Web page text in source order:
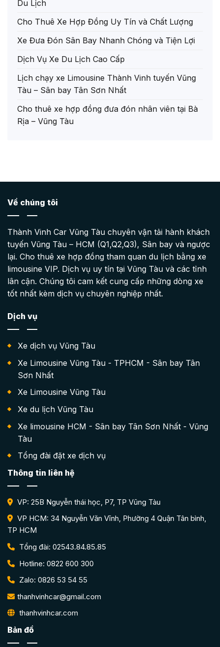
Du Lịch
Cho Thuê Xe Hợp Đồng Uy Tín và Chất Lượng
Xe Đưa Đón Sân Bay Nhanh Chóng và Tiện Lợi
Dịch Vụ Xe Du Lịch Cao Cấp
Lịch chạy xe Limousine Thành Vinh tuyến Vũng
Tàu – Sân bay Tân Sơn Nhất
Cho thuê xe hợp đồng đưa đón nhân viên tại Bà
Rịa – Vũng Tàu
Về chúng tôi
Thành Vinh Car Vũng Tàu chuyên vận tải hành khách
tuyến Vũng Tàu – HCM (Q1,Q2,Q3), Sân bay và ngược
lại. Cho thuê xe hợp đồng tham quan du lịch bằng xe
limousine VIP. Dịch vụ uy tín tại Vũng Tàu và các tỉnh
lân cận. Chúng tôi cam kết cung cấp những dòng xe
tốt nhất kèm dịch vụ chuyên nghiệp nhất.
Dịch vụ
Xe dịch vụ Vũng Tàu
Xe Limousine Vũng Tàu - TPHCM - Sân bay Tân
Sơn Nhất
Xe Limousine Vũng Tàu
Xe du lịch Vũng Tàu
Xe limousine HCM - Sân bay Tân Sơn Nhất - Vũng
Tàu
Tổng đài đặt xe dịch vụ
Thông tin liên hệ
VP: 25B Nguyễn thái học, P7, TP Vũng Tàu
VP HCM: 34 Nguyễn Văn Vĩnh, Phường 4 Quận Tân bình,
TP HCM
Tổng đài: 02543.84.85.85
Hotline: 0822 600 300
Zalo: 0826 53 54 55
thanhvinhcar@gmail.com
thanhvinhcar.com
Bản đồ